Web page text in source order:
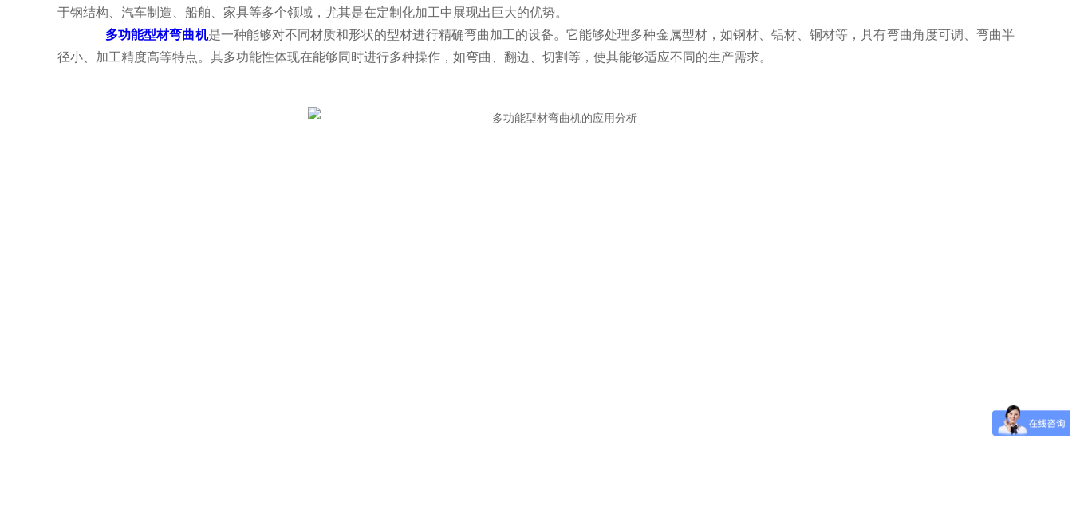
于钢结构、汽车制造、船舶、家具等多个领域，尤其是在定制化加工中展现出巨大的优势。
多功能型材弯曲机是一种能够对不同材质和形状的型材进行精确弯曲加工的设备。它能够处理多种金属型材，如钢材、铝材、铜材等，具有弯曲角度可调、弯曲半
径小、加工精度高等特点。其多功能性体现在能够同时进行多种操作，如弯曲、翻边、切割等，使其能够适应不同的生产需求。